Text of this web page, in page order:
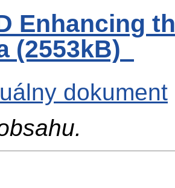
Enhancing
(2553kB)
dokument